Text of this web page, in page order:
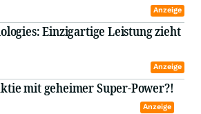
Anzeige
Einzigartige Leistung zieht
Anzeige
mit geheimer Super-Power?!
Anzeige